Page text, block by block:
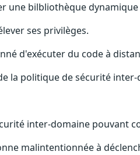
une bilbliothèque
ses privilèges.
d'exécuter du code à
la politique de sécurité
inter-domaine
malintentionnée à